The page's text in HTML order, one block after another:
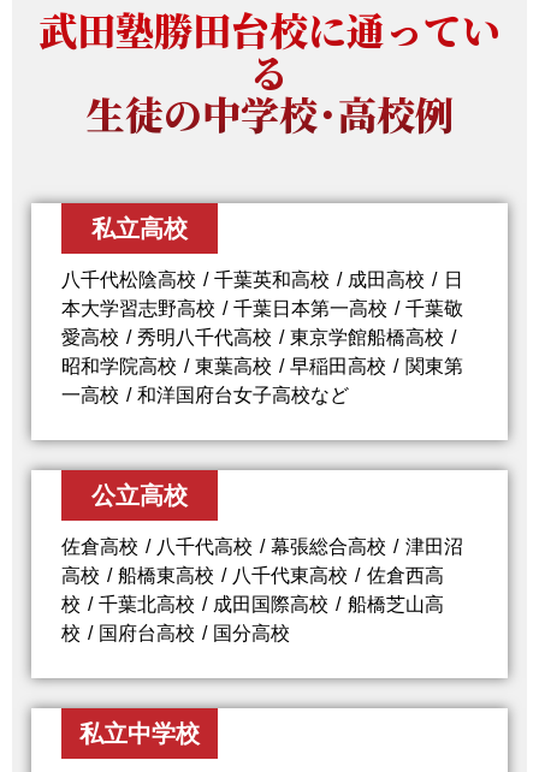
武田塾勝田台校に通ってい
る
生徒の中学校・高校例
私立高校
八千代松陰高校 千葉英和高校 成田高校
日
本大学習志野高校
千葉日本第一高校
千葉敬
愛高校
秀明八千代高校
東京学館船橋高校
昭和学院高校
東葉高校 早稲田高校
関東第
一高校
和洋国府台女子高校など
公立高校
佐倉高校 八千代高校 幕張総合高校
津田沼
高校
船橋東高校 八千代東高校
佐倉西高
校
千葉北高校 成田国際高校
船橋芝山高
校
国府台高校 国分高校
私立中学校